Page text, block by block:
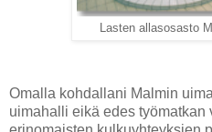
Lasten allasosasto
Omalla kohdallani Malmin
uimahalli eikä edes työmatkan